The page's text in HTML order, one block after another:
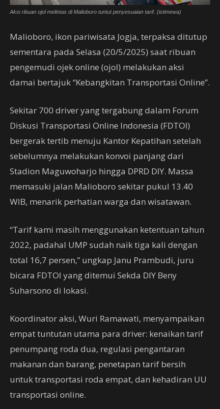
Aksi ribuan ojol melintas di Malioboro tuntut penyesuaian tarif. (istimewa)
Malioboro, ikon pariwisata Jogja, terpaksa ditutup
sementara pada Selasa (20/5/2025) saat ribuan
pengemudi ojek online (ojol) melakukan aksi
damai bertajuk “Kebangkitan Transportasi Online”.
Sekitar 700 driver yang tergabung dalam Forum
Diskusi Transportasi Online Indonesia (FDTOI)
bergerak tertib menuju Kantor Kepatihan setelah
sebelumnya melakukan konvoi panjang dari
Stadion Maguwoharjo hingga DPRD DIY. Massa
memasuki jalan Malioboro sekitar pukul 13.40
WIB, menarik perhatian warga dan wisatawan.
“Tarif kami masih menggunakan ketentuan tahun
2022, padahal UMP sudah naik tiga kali dengan
total 16,7 persen,” ungkap Janu Prambudi, juru
bicara FDTOI yang ditemui Sekda DIY Beny
Suharsono di lokasi.
Koordinator aksi, Wuri Ramawati, menyampaikan
empat tuntutan utama para driver: kenaikan tarif
penumpang roda dua, regulasi pengantaran
makanan dan barang, penetapan tarif bersih
untuk transportasi roda empat, dan kehadiran UU
transportasi online.